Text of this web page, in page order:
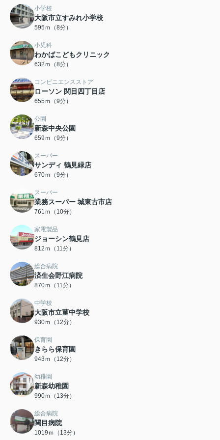
小学校
大阪市立すみれ小学校
595ｍ（8分）
小児科
わかばこどもクリニック
632ｍ（8分）
コンビニエンスストア
ローソン 関目四丁目店
655ｍ（9分）
公園
新森中央公園
659ｍ（9分）
スーパー
サンディ 鶴見緑店
670ｍ（9分）
スーパー
業務スーパー 城東古市店
761ｍ（10分）
家電製品
ジョーシン鶴見店
812ｍ（11分）
総合病院
済生会野江病院
870ｍ（11分）
中学校
大阪市立菫中学校
930ｍ（12分）
保育園
きらら保育園
943ｍ（12分）
幼稚園
新森幼稚園
990ｍ（13分）
総合病院
関目病院
1019ｍ（13分）